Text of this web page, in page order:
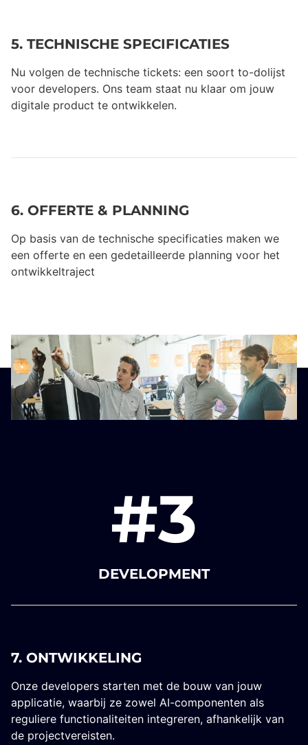
5. TECHNISCHE SPECIFICATIES
Nu volgen de technische tickets: een soort to-dolijst
voor developers. Ons team staat nu klaar om jouw
digitale product te ontwikkelen.
6. OFFERTE & PLANNING
Op basis van de technische specificaties maken we
een offerte en een gedetailleerde planning voor het
ontwikkeltraject
#3
DEVELOPMENT
7. ONTWIKKELING
Onze developers starten met de bouw van jouw
applicatie, waarbij ze zowel AI-componenten als
reguliere functionaliteiten integreren, afhankelijk van
de projectvereisten.